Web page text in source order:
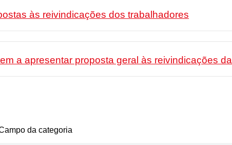
às reivindicações dos trabalhadores
a apresentar proposta geral às reivindicações
da categoria